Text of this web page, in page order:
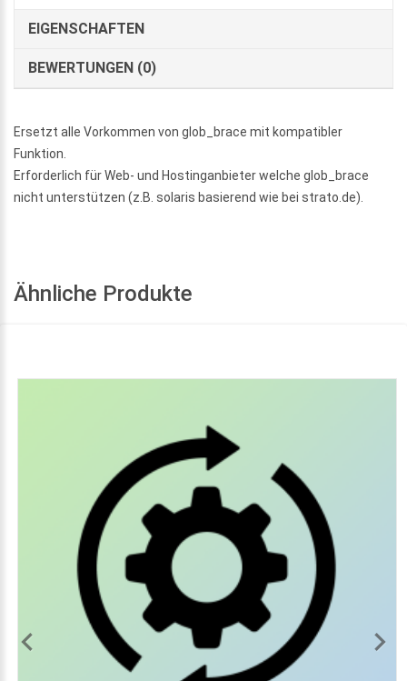
EIGENSCHAFTEN
BEWERTUNGEN (0)
Ersetzt alle Vorkommen von glob_brace mit kompatibler
Funktion.
Erforderlich für Web- und Hostinganbieter welche glob_brace
nicht unterstützen (z.B. solaris basierend wie bei strato.de).
Ähnliche Produkte